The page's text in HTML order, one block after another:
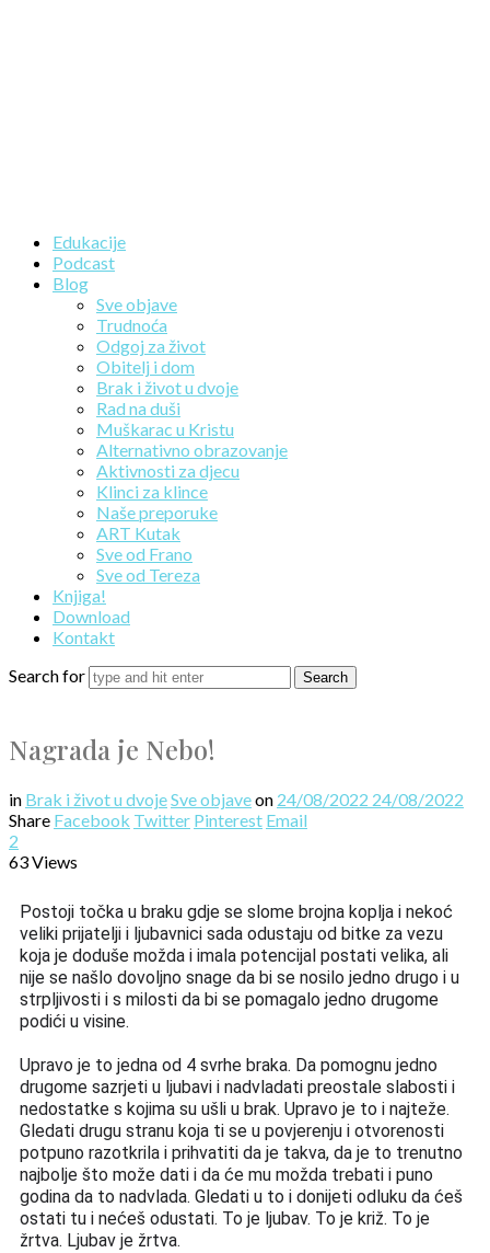
Edukacije
Podcast
Blog
Sve objave
Trudnoća
Odgoj za život
Obitelj i dom
Brak i život u dvoje
Rad na duši
Muškarac u Kristu
Alternativno obrazovanje
Aktivnosti za djecu
Klinci za klince
Naše preporuke
ART Kutak
Sve od Frano
Sve od Tereza
Knjiga!
Download
Kontakt
Search for
Nagrada je Nebo!
in Brak i život u dvojeSve objaveon 24/08/2022 24/08/2022
Share Facebook Twitter Pinterest Email
2
63 Views
Postoji točka u braku gdje se slome brojna koplja i nekoć
veliki prijatelji i ljubavnici sada odustaju od bitke za vezu
koja je doduše možda i imala potencijal postati velika, ali
nije se našl o dovoljno snage da bi se nosilo jedno drugo i u
strpljivosti i s milosti da bi se pomagalo jedno drugome
podići u visine.
Upravo je to jedna od 4 svrhe braka. Da pomognu jedno
drugome sazrjeti u ljubavi i nadvladati preostale slabosti i
nedostatke s kojima su ušli u brak. Upravo je to i najteže.
Gledati drugu stranu koja ti se u povjerenju i otvorenosti
potpuno razotkrila i prihvatiti da je takva, da je to trenutno
najbolje što može dati i da će mu možda trebati i puno
godina da to nadvlada. Gledati u to i donijeti odluku da ćeš
ostati tu i nećeš odustati. To je ljubav. To je križ
žrtva. Ljubav je žrtva.